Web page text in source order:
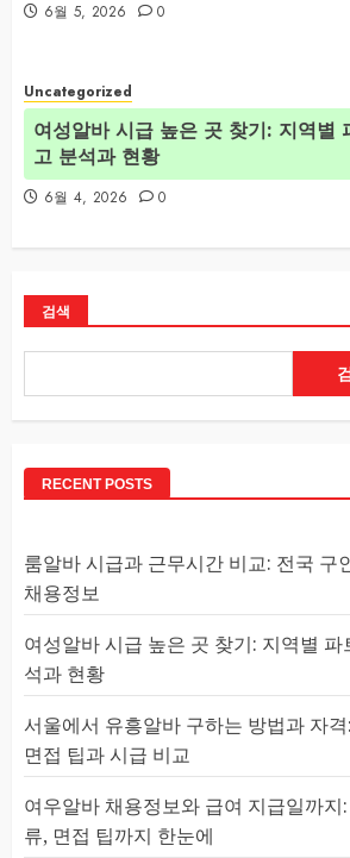
6월 5, 2026 0
Uncategorized
여성알바 시급 높은 곳 찾기: 지역별
고 분석과 현황
6월 4, 2026 0
검색
RECENT POSTS
룸알바 시급과 근무시간 비교: 전국 구
채용정보
여성알바 시급 높은 곳 찾기: 지역별
석과 현황
서울에서 유흥알바 구하는 방법과 자
면접 팁과 시급 비교
여우알바 채용정보와 급여 지급일까지
류, 면접 팁까지 한눈에